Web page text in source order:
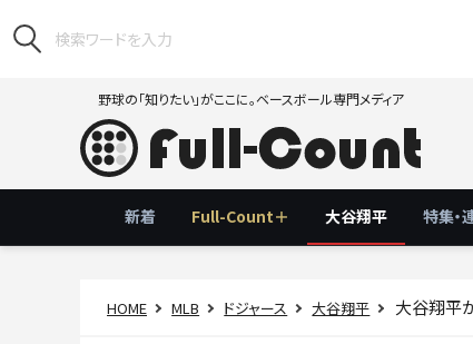
野球の「知りたい」がここに。ベースボール専門メディア
新着 Full-Count＋ 大谷翔平 特集・
HOME MLB ドジャース 大谷翔平 大谷翔平が